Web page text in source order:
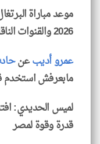
2026 والقنوات الناقلة
عمرو أديبعن
مابعرفش استخدم
لميس الحديدي:
قدرة وقوة لمصر